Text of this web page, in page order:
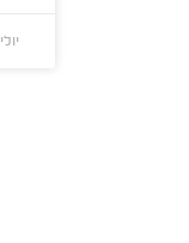
יולי 6, 2021